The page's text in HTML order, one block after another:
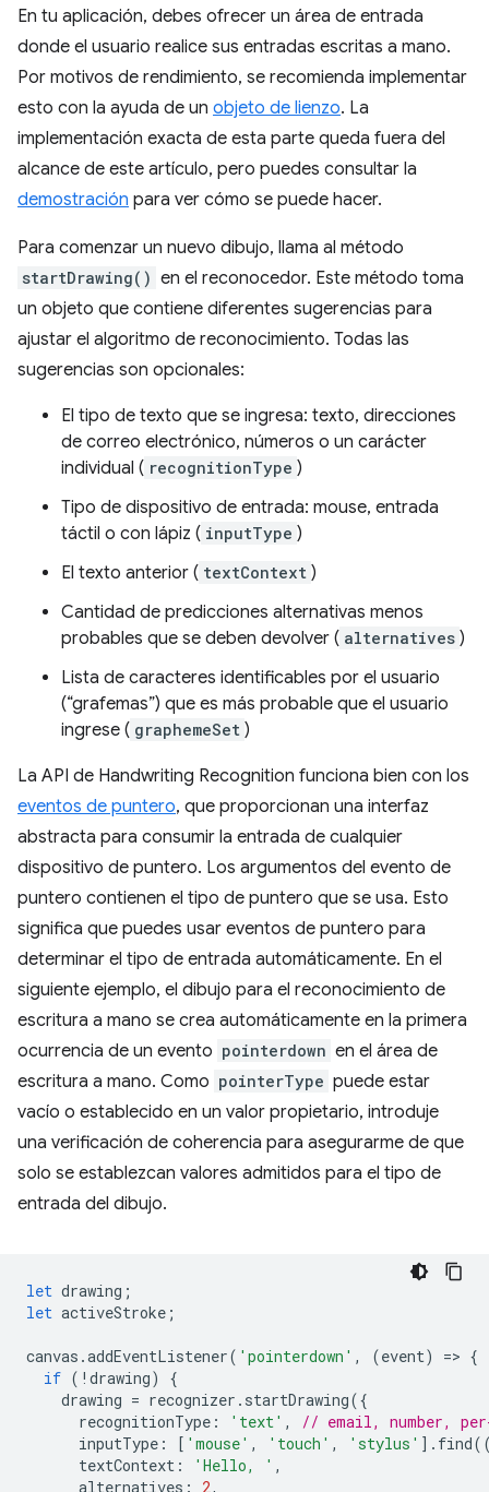
En tu aplicación, debes ofrecer un área de entrada
donde el usuario realice sus entradas escritas a mano.
Por motivos de rendimiento, se recomienda implementar
esto con la ayuda de un objeto de lienzo. La
implementación exacta de esta parte queda fuera del
alcance de este artículo, pero puedes consultar la
demostración para ver cómo se puede hacer.
Para comenzar un nuevo dibujo, llama al método
startDrawing() en el reconocedor. Este método toma
un objeto que contiene diferentes sugerencias para
ajustar el algoritmo de reconocimiento. Todas las
sugerencias son opcionales:
El tipo de texto que se ingresa: texto, direcciones
de correo electrónico, números o un carácter
individual ( recognitionType )
Tipo de dispositivo de entrada: mouse, entrada
táctil o con lápiz ( inputType )
El texto anterior ( textContext )
Cantidad de predicciones alternativas menos
probables que se deben devolver ( alternatives )
Lista de caracteres identificables por el usuario
(“grafemas”) que es más probable que el usuario
ingrese ( graphemeSet )
La API de Handwriting Recognition funciona bien con los
eventos de puntero, que proporcionan una interfaz
abstracta para consumir la entrada de cualquier
dispositivo de puntero. Los argumentos del evento de
puntero contienen el tipo de puntero que se usa. Esto
significa que puedes usar eventos de puntero para
determinar el tipo de entrada automáticamente. En el
siguiente ejemplo, el dibujo para el reconocimiento de
escritura a mano se crea automáticamente en la primera
ocurrencia de un evento pointerdown en el área de
escritura a mano. Como pointerType puede estar
vacío o establecido en un valor propietario, introduje
una verificación de coherencia para asegurarme de que
solo se establezcan valores admitidos para el tipo de
entrada del dibujo.
let drawing ;
let activeStroke ;
canvas .addEventListener( 'pointerdown' , (event) => {
if ( ! drawing)
{
drawing = recognizer . startDrawing({
recognitionType : 'text' ,
// email, number,
inputType : [ 'mouse' , 'touch' , 'stylus' ]. find
textContext : 'Hello, ' ,
alternatives : 2,